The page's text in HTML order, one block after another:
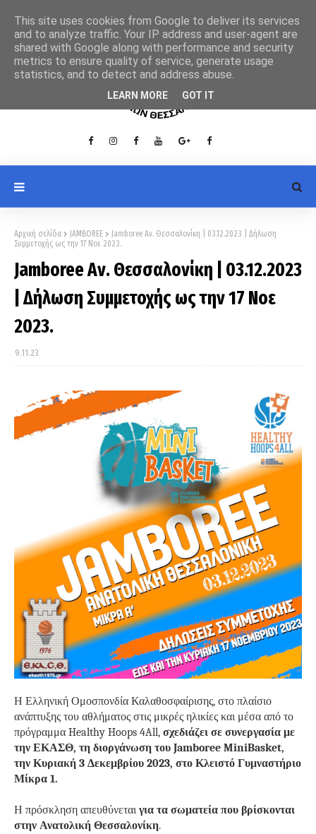
Αρχική σελίδα JAMBOREE
Jamboree Αν. Θεσσαλονίκη | 03.12.2023 | Δήλωση
Συμμετοχής ως την 17 Νοε 2023.
Jamboree Αν. Θεσσαλονίκη | 03.12.2023
| Δήλωση Συμμετοχής ως την 17 Νοε
2023.
9.11.23
Η Ελληνική Ομοσπονδία Καλαθοσφαίρισης, στο πλαίσιο
ανάπτυξης του αθλήματος στις μικρές ηλικίες και μέσα από το
πρόγραμμα Healthy Hoops 4All, σχεδιάζει σε συνεργασία με
την ΕΚΑΣΘ, τη διοργάνωση του Jamboree MiniBasket,
την Κυριακή 3 Δεκεμβρίου 2023, στο Κλειστό Γυμναστήριο
Μίκρα 1.
Η πρόσκληση απευθύνεταιγια τα σωματεία που βρίσκονται
στην Ανατολική Θεσσαλονίκη.
This site uses cookies from Google to deliver its services
and to analyze traffic. Your IP address and user-agent are
shared with Google along with performance and security
metrics to ensure quality of service, generate usage
statistics, and to detect and address abuse.
LEARN MORE GOT IT